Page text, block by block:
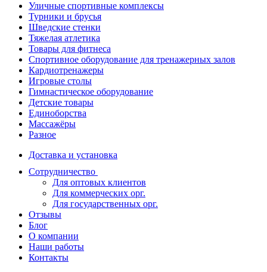
Уличные спортивные комплексы
Турники и брусья
Шведские стенки
Тяжелая атлетика
Товары для фитнеса
Спортивное оборудование для тренажерных залов
Кардиотренажеры
Игровые столы
Гимнастическое оборудование
Детские товары
Единоборства
Массажёры
Разное
Доставка и установка
Сотрудничество
Для оптовых клиентов
Для коммерческих орг.
Для государственных орг.
Отзывы
Блог
О компании
Наши работы
Контакты